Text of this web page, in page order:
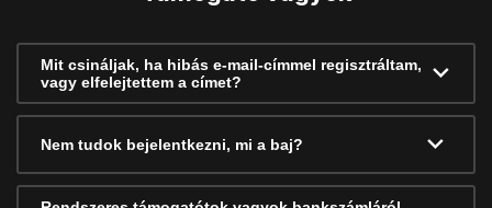
Mit csináljak, ha hibás e-mail-címmel regisztráltam,
vagy elfelejtettem a címet?
Nem tudok bejelentkezni, mi a baj?